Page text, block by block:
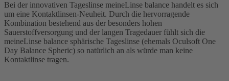
Bei der innovativen Tageslinse meineLinse balance handelt es sich
um eine Kontaktlinsen-Neuheit. Durch die hervorragende
Kombination bestehend aus der besonders hohen
Sauerstoffversorgung und der langen Tragedauer fühlt sich die
meineLinse balance sphärische Tageslinse (ehemals Oculsoft One
Day Balance Spheric) so natürlich an als würde man keine
Kontaktlinse tragen.